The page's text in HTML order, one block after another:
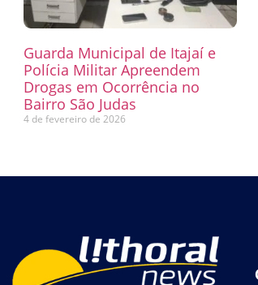
Guarda Municipal de Itajaí e
Polícia Militar Apreendem
Drogas em Ocorrência no
Bairro São Judas
4 de fevereiro de 2026